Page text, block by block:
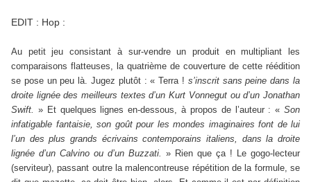
EDIT : Hop :
Au petit jeu consistant à sur-vendre un produit en multipliant les
comparaisons flatteuses, la quatrième de couverture de cette réédition
se pose un peu là. Jugez plutôt : « Terra ! s’inscrit sans peine dans la
droite lignée des meilleurs textes d’un Kurt Vonnegut ou d’un Jonathan
Swift. » Et quelques lignes en-dessous, à propos de l’auteur : « Son
infatigable fantaisie, son goût pour les mondes imaginaires font de lui
l’un des plus grands écrivains contemporains italiens, dans la droite
lignée d’un Calvino ou d’un Buzzati. » Rien que ça ! Le gogo-lecteur
(serviteur), passant outre la malencontreuse répétition de la formule, se